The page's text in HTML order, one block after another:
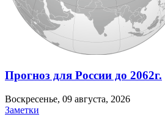
Прогноз для России до 2062г.
Воскресенье, 09 августа, 2026
Заметки